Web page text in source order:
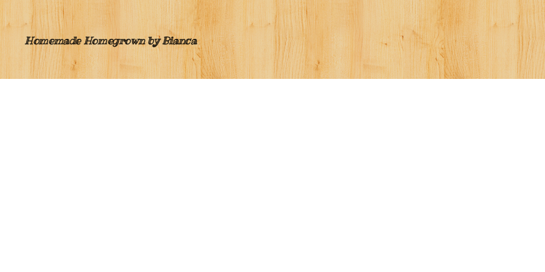
Homemade Homegrown by Bianca